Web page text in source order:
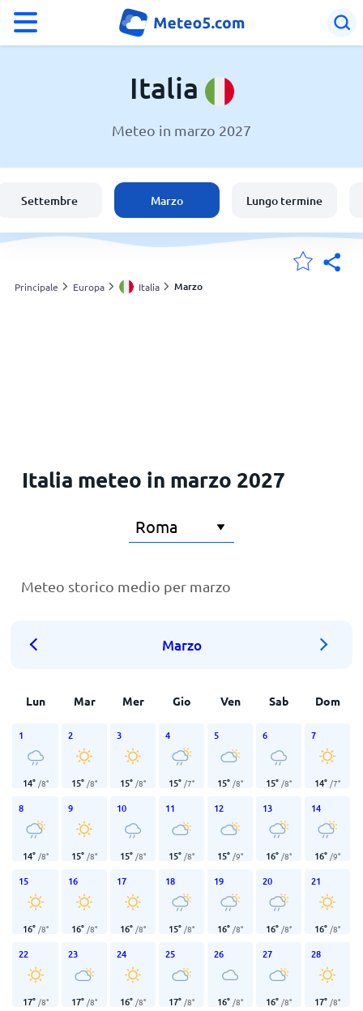
Svizzera
Le mie località
Italia
Meteo in marzo 2027
Settembre Marzo Lungo termine
Principale Europa Italia Marzo
Italia meteo in marzo 2027
Meteo storico medio per marzo
Marzo
Lun Mar Mer Gio Ven Sab Dom
1
14° /8°
2
15° /8°
3
15° /8°
4
15° /7°
5
15° /8°
6
15° /8°
7
14° /7°
8
14° /8°
9
15° /8°
10
15° /8°
11
15° /8°
12
15° /9°
13
16° /8°
14
16° /9°
15
16° /8°
16
16° /8°
17
16° /8°
18
15° /8°
19
16° /8°
20
16° /8°
21
16° /8°
22
17° /8°
23
17° /8°
24
16° /8°
25
17° /8°
26
16° /8°
27
16° /8°
28
17° /8°